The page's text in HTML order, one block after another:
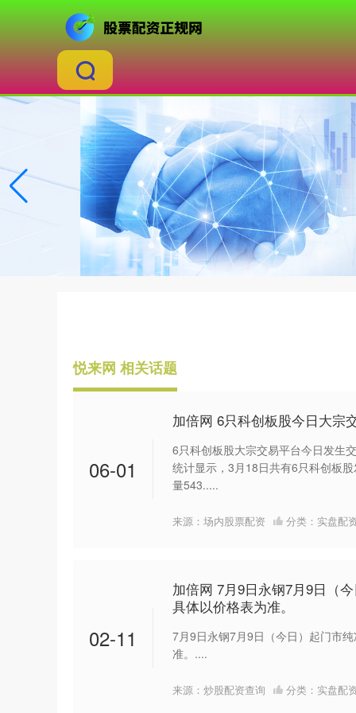
悦来网 相关话题
06-01
加倍网 6只科创板股今日大宗
6只科创板股大宗交易平台今日发生
统计显示，3月18日共有6只科创板
量543.....
来源：场内股票配资 分类： 实盘配
02-11
加倍网 7月9日永钢7月9日（
具体以价格表为准。
7月9日永钢7月9日（今日）起门市
准。....
来源：炒股配资查询 分类： 实盘配